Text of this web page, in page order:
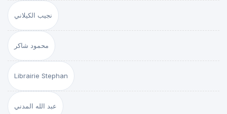
نجيب الكيلاني
محمود شاكر
Librairie Stephan
عبد الله المدني